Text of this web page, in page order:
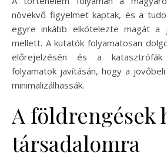
növekvő figyelmet kaptak, és a
egyre inkább elkötelezte magát a
mellett. A kutatók folyamatosan
előrejelzésén és a katasztrófák
folyamatok javításán, hogy a
minimalizálhassák.
A földrengések
társadalomra